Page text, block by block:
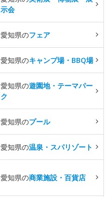
示会
愛知県のフェア
愛知県のキャンプ場・BBQ場
愛知県の遊園地・テーマパー
ク
愛知県のプール
愛知県の温泉・スパリゾート
愛知県の商業施設・百貨店